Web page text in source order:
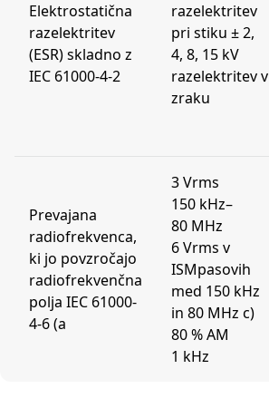
Elektrostatična
razelektritev
(ESR) skladno z
IEC 61000-4-2
razelektritev
pri stiku ± 2,
4, 8, 15 kV
razelektritev v
zraku
Prevajana
radiofrekvenca,
ki jo povzročajo
radiofrekvenčna
polja IEC 61000-
4-6 (a
3 Vrms
150 kHz–
80 MHz
6 Vrms v
ISMpasovih
med 150 kHz
in 80 MHz c)
80 % AM
1 kHz